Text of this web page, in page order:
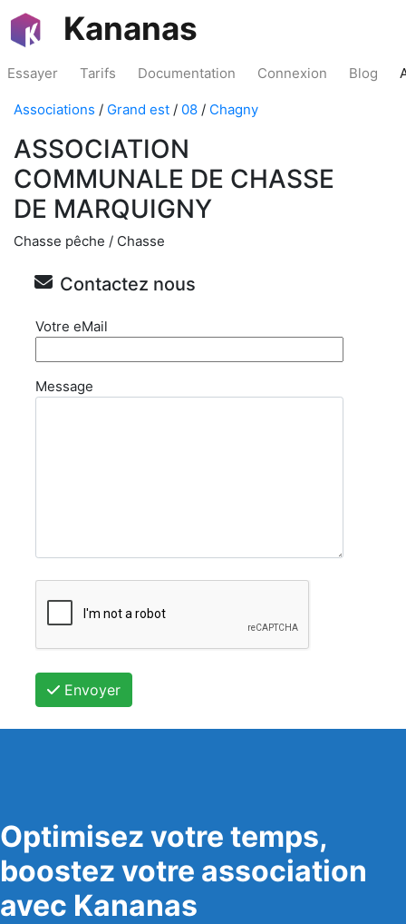
Kananas
Essayer Tarifs Documentation Connexion Blog
Associations / Grand est / 08 / Chagny
ASSOCIATION
COMMUNALE DE CHASSE
DE MARQUIGNY
Chasse pêche / Chasse
Contactez nous
Votre eMail
Message
Envoyer
Optimisez votre temps,
boostez votre association
avec Kananas